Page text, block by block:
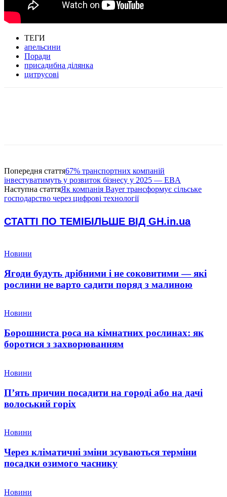
ТЕГИ
апельсини
Поради
присадибна ділянка
цитрусові
Попередня стаття67% транспортних компаній
інвестуватимуть у розвиток бізнесу у 2025 — EBA
Наступна статтяЯк компанія Bayer трансформує сільське
господарство через цифрові технології
СТАТТІ ПО ТЕМІБІЛЬШЕ ВІД GH.in.ua
Новини
Ягоди будуть дрібними і не соковитими — які
рослини не варто садити поряд з малиною
Новини
Борошниста роса на кімнатних рослинах: як
боротися з захворюванням
Новини
П’ять причин посадити на городі або на дачі
волоський горіх
Новини
Через кліматичні зміни зсуваються терміни
посадки озимого часнику
Новини